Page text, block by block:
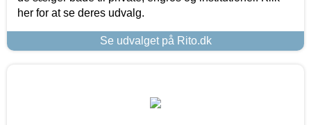
her for at se deres udvalg.
Se udvalget på Rito.dk